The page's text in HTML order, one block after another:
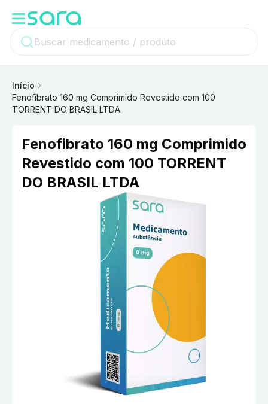
Início
Fenofibrato 160 mg Comprimido Revestido com 100
TORRENT DO BRASIL LTDA
Fenofibrato 160 mg Comprimido
Revestido com 100 TORRENT
DO BRASIL LTDA